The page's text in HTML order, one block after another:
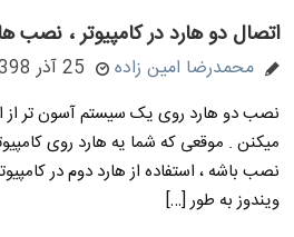
اتصال دو هارد در کامپیوتر ، نصب
محمدرضا امین زاده 25 آذر 1398
نصب دو هارد روی یک سیستم آسون تر از
میکنن . موقعی که شما یه هارد روی
نصب باشه ، استفاده از هارد دوم در
ویندوز به طور […]